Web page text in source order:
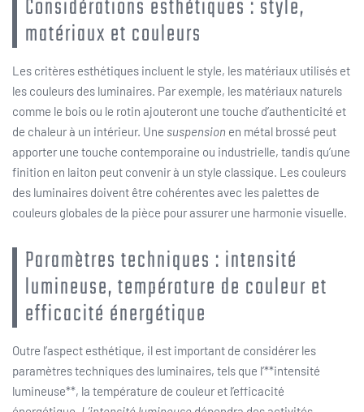
Considérations esthétiques : style,
matériaux et couleurs
Les critères esthétiques incluent le style, les matériaux utilisés et
les couleurs des luminaires. Par exemple, les matériaux naturels
comme le bois ou le rotin ajouteront une touche d’authenticité et
de chaleur à un intérieur. Une suspension en métal brossé peut
apporter une touche contemporaine ou industrielle, tandis qu’une
finition en laiton peut convenir à un style classique. Les couleurs
des luminaires doivent être cohérentes avec les palettes de
couleurs globales de la pièce pour assurer une harmonie visuelle.
Paramètres techniques : intensité
lumineuse, température de couleur et
efficacité énergétique
Outre l’aspect esthétique, il est important de considérer les
paramètres techniques des luminaires, tels que l’**intensité
lumineuse**, la température de couleur et l’efficacité